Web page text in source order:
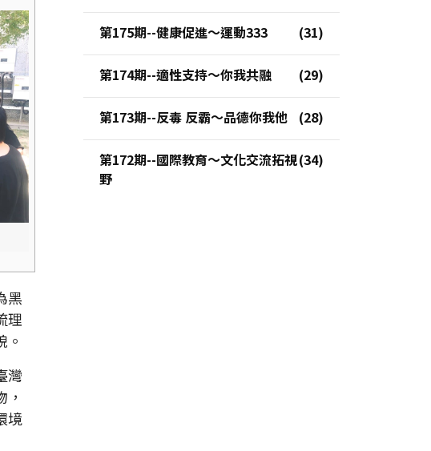
黑
理
灣
境
第175期--健康促進～運動333
第174期--適性支持～你我共融
第173期--反毒 反霸～品德你我他
第172期--國際教育～文化交流拓視
野